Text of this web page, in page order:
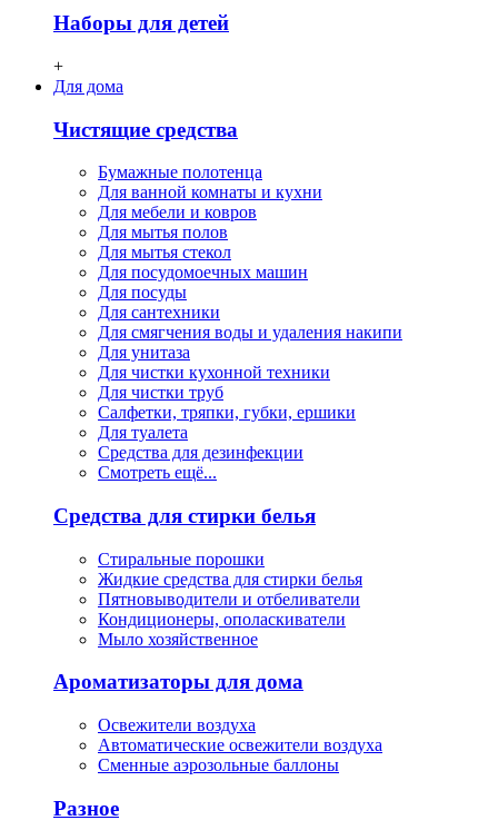
Наборы для детей
+
Для дома
Чистящие средства
Бумажные полотенца
Для ванной комнаты и кухни
Для мебели и ковров
Для мытья полов
Для мытья стекол
Для посудомоечных машин
Для посуды
Для сантехники
Для смягчения воды и удаления накипи
Для унитаза
Для чистки кухонной техники
Для чистки труб
Салфетки, тряпки, губки, ершики
Для туалета
Средства для дезинфекции
Смотреть ещё...
Средства для стирки белья
Стиральные порошки
Жидкие средства для стирки белья
Пятновыводители и отбеливатели
Кондиционеры, ополаскиватели
Мыло хозяйственное
Ароматизаторы для дома
Освежители воздуха
Автоматические освежители воздуха
Сменные аэрозольные баллоны
Разное